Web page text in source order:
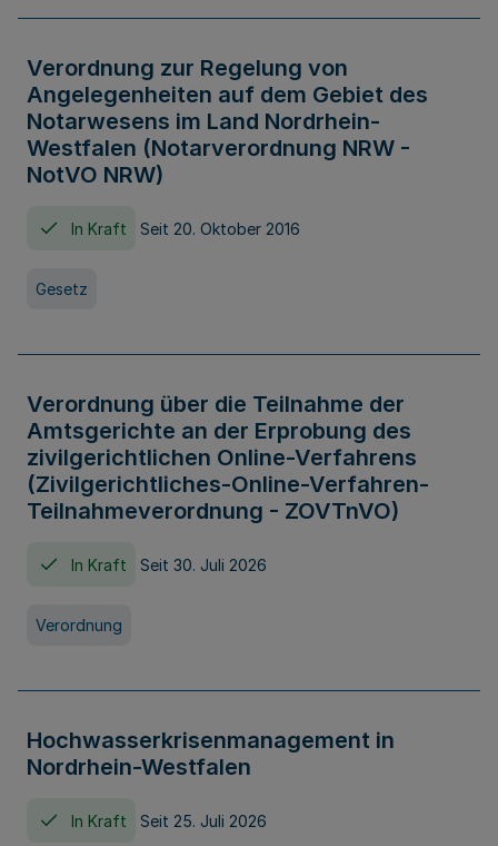
Verordnung zur Regelung von
Angelegenheiten auf dem Gebiet des
Notarwesens im Land Nordrhein-
Westfalen (Notarverordnung NRW -
NotVO NRW)
In Kraft Seit 20. Oktober 2016
Gesetz
Verordnung über die Teilnahme der
Amtsgerichte an der Erprobung des
zivilgerichtlichen Online-Verfahrens
(Zivilgerichtliches-Online-Verfahren-
Teilnahmeverordnung - ZOVTnVO)
In Kraft Seit 30. Juli 2026
Verordnung
Hochwasserkrisenmanagement in
Nordrhein-Westfalen
In Kraft Seit 25. Juli 2026